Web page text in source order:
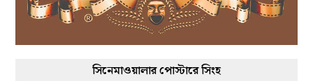
সিনেমাওয়ালার পোস্টারে সিংহ